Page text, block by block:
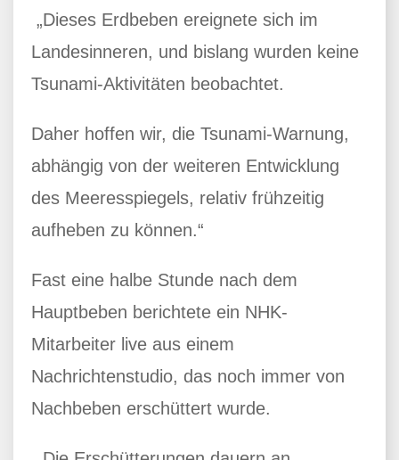
„Dieses Erdbeben ereignete sich im
Landesinneren, und bislang wurden keine
Tsunami-Aktivitäten beobachtet.
Daher hoffen wir, die Tsunami-Warnung,
abhängig von der weiteren Entwicklung
des Meeresspiegels, relativ frühzeitig
aufheben zu können.“
Fast eine halbe Stunde nach dem
Hauptbeben berichtete ein NHK-
Mitarbeiter live aus einem
Nachrichtenstudio, das noch immer von
Nachbeben erschüttert wurde.